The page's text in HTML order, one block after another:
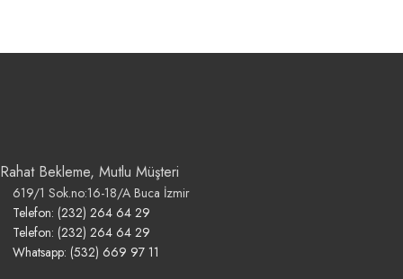
Rahat Bekleme, Mutlu Müşteri
619/1 Sok.no:16-18/A Buca İzmir
Telefon: (232) 264 64 29
Telefon: (232) 264 64 29
Whatsapp: (532) 669 97 11